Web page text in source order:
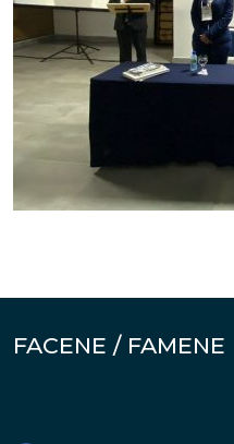
FACENE / FAMENE